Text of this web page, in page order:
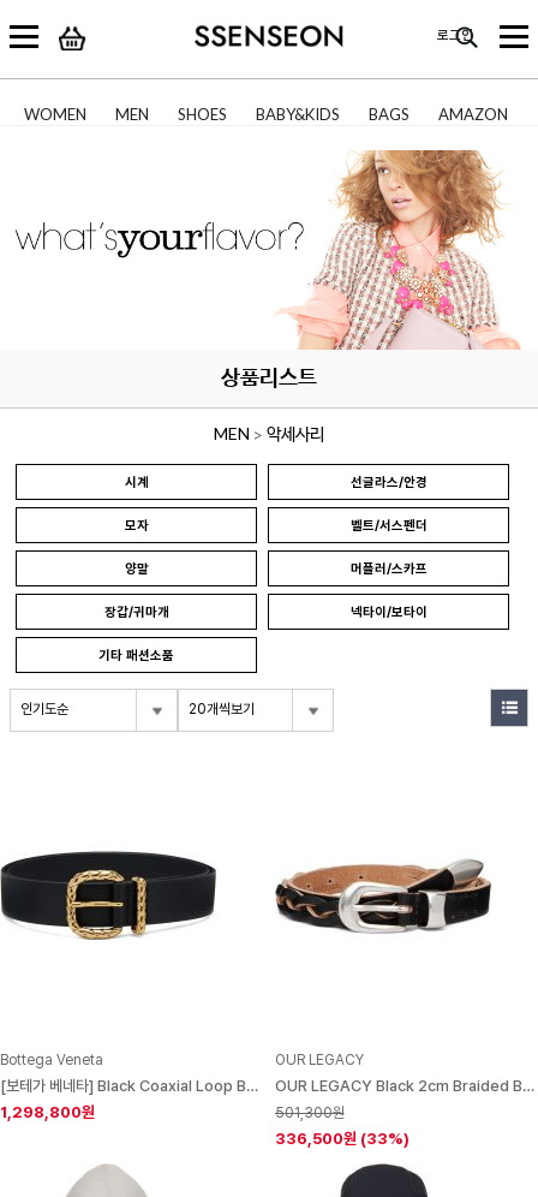
WOMEN MEN SHOES BABY&KIDS BAGS AMAZON
상품리스트
MEN > 악세사리
시계 선글라스/안경
모자 벨트/서스펜더
양말 머플러/스카프
장갑/귀마개 넥타이/보타이
기타 패션소품
인기도순 20개씩보기
Bottega Veneta
[보테가 베네타] Black Coaxial Loop Belt 252798M131003
1,298,800원
OUR LEGACY
OUR LEGACY Black 2cm Braided Belt 261803M131017
501,300원
336,500원 (33%)
로그인